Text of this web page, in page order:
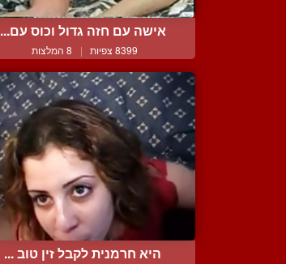
אישה עם חזה גדול וכוס עם...
8399 צפיות | 8 המלצות
היא חרמנית לקבל זין טוב ...